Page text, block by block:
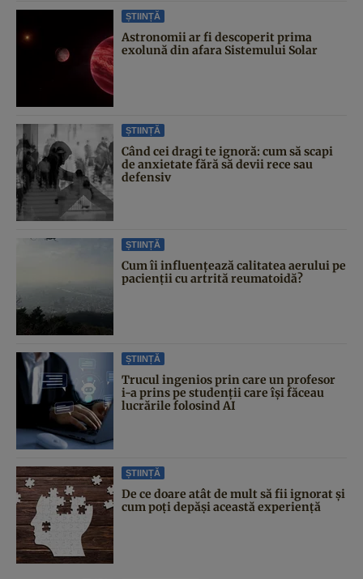
ȘTIINȚĂ
Astronomii ar fi descoperit prima
exolună din afara Sistemului Solar
ȘTIINȚĂ
Când cei dragi te ignoră: cum să scapi
de anxietate fără să devii rece sau
defensiv
ȘTIINȚĂ
Cum îi influențează calitatea aerului pe
pacienții cu artrită reumatoidă?
ȘTIINȚĂ
Trucul ingenios prin care un profesor
i-a prins pe studenții care își făceau
lucrările folosind AI
ȘTIINȚĂ
De ce doare atât de mult să fii ignorat și
cum poți depăși această experiență